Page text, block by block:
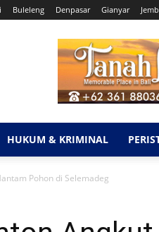
Buleleng Denpasar Gianyar
HUKUM & KRIMINAL
Pohon di Selemadeg